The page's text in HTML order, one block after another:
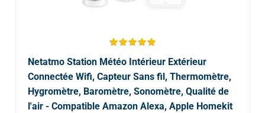
Netatmo Station Météo Intérieur Extérieur
Connectée Wifi, Capteur Sans fil, Thermomètre,
Hygromètre, Baromètre, Sonomètre, Qualité de
l'air - Compatible Amazon Alexa, Apple Homekit